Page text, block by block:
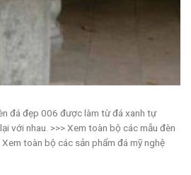
đá đẹp 006 được làm từ đá xanh tự
với nhau. >>> Xem toàn bộ các mẫu đèn
toàn bộ các sản phẩm đá mỹ nghệ